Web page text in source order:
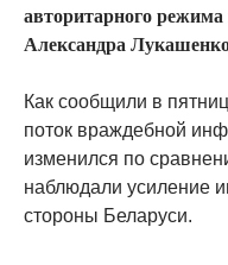
авторитарного режима
Александра
Как сообщили в
поток враждебной
изменился по
наблюдали усиление
стороны Беларуси.